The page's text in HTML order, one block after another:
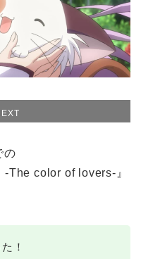
の
-The color of lovers-』
！